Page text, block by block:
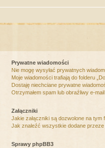
Prywatne wiadomości
Nie mogę wysyłać prywatnych
Moje wiadomości trafiają do folderu
Dostaję niechciane prywatne
Otrzymałem spam lub obraźliwy e-
Załączniki
Jakie załączniki są dozwolone na tym
Jak znaleźć wszystkie dodane przeze
Sprawy phpBB3